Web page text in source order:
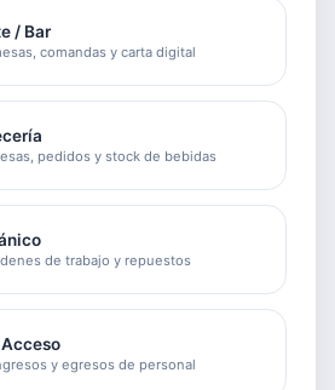
/ Bar
comandas y carta digital
pedidos y stock de bebidas
de trabajo y repuestos
y egresos de personal